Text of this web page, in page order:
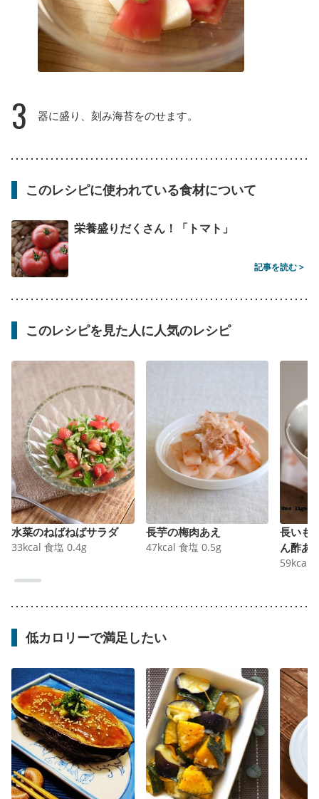
3 器に盛り、刻み海苔をのせます。
このレシピに使われている食材について
栄養盛りだくさん！「トマト」
記事を読む >
このレシピを見た人に人気のレシピ
水菜のねばねばサラダ
33kcal 食塩 0.4g
長芋の梅肉あえ
47kcal 食塩 0.5g
長いも
ん酢あ
59kcal
低カロリーで満足したい